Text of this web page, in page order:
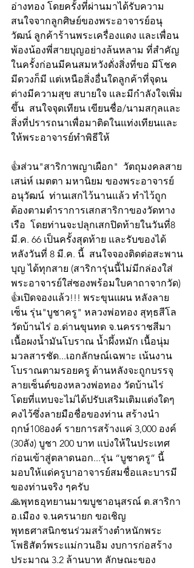
อ่างทอง โดยครั้งที่ผ่านมาได้รับความ
สนใจจากลูกศิษย์ของพระอาจารย์อนุ
วัฒน์ ลูกค้าร้านพระเครื่องแดง และเพื่อน
พ้องน้องพี่สายบุญอย่างล้นหลาม ที่สำคัญ
ในครั้งก่อนมีคนสมหวังดั่งสิ่งที่ขอ มีโชค
มีดวงก็มี แต่เหนือสิ่งอื่นใดลูกค้าที่จุดน
ต่างมีความสุข สบายใจ และมีกำลังใจเพิ่ม
ขึ้น  สนใจจุดเทียน เขียนชื่อ/นามสกุลและ
สิ่งที่ปรารถนาเพื่อมาติดในแท่งเทียนและ
ให้พระอาจารย์ทำพิธีให้
👍ส่วน"สาริกาพญาเผือก"  วัตถุมงคลสาย
เสน่ห์ เมตตา มหานิยม ของพระอาจารย์
อนุวัฒน์  ท่านเสกไว้นานแล้ว ทำไว้ถูก
ต้องตามตำราการเสกสาริกาของวัดทาง
เรือ  โดยท่านจะปลุกเสกปิดท้ายในวันที่8
มี.ค. 66 เป็นครั้งสุดท้าย และรับของได้
หลังวันที่ 8 มี.ค. นี้  สนใจจองติดต่อสะพาน
บุญ ได้ทุกสาย (สาริการุ่นนี้ไม่มีกล่องใส่
พระอาจารย์ใส่ซองพร้อมใบคาถาจากวัด)
👍เปิดจองแล้ว!!! พระขุนแผน หลังลาย
เซ็น รุ่น"บูชาครู" หลวงพ่อทอง สุทฺธสีโล
วัดบ้านไร่ อ.ด่านขุนทด จ.นครราชสีมา
เนื้อผงน้ำมันโบราณ น้ำผึ้งหมัก เนื้อนุ่ม
มวลสารชัด...เอกลักษณ์เฉพาะ เน้นงาน
โบราณตามรอยครู ด้านหลังจะถูกบรรจุ
ลายเซ็นต์ของหลวงพ่อทอง วัดบ้านไร่
โดยที่แทบจะไม่ได้ปรับเสริมเติมแต่งใดๆ
คงไว้ซึ่งลายมือชื่อของท่าน สร้างนำ
ฤกษ์108องค์ รายการสร้างแค่ 3,000 องค์
(30ลัง) บูชา 200 บาท แบ่งให้ในประเทศ
ก่อนเข้าสู่ตลาดนอก...รุ่น “บูชาครู” นี้
มอบให้แด่ครูบาอาจารย์สมชื่อและบารมี
ของท่านจริง ๆครับ
🙏พุทธอุทยานมาฆบูชาอนุสรณ์ ต.สาริกา
อ.เมือง จ.นครนายก ขอเชิญ
พุทธศาสนิกชนร่วมสร้างตำหนักพระ
โพธิสัตว์พระแม่กวนอิม งบการก่อสร้าง
ประมาณ 3.2 ล้านบาท ลักษณะของ